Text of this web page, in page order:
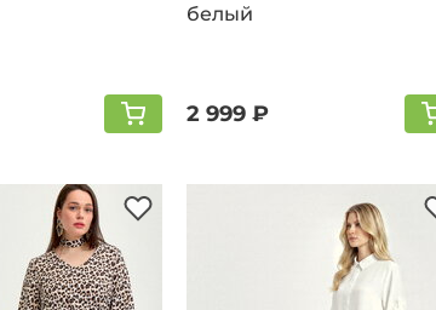
белый
2 999 ₽